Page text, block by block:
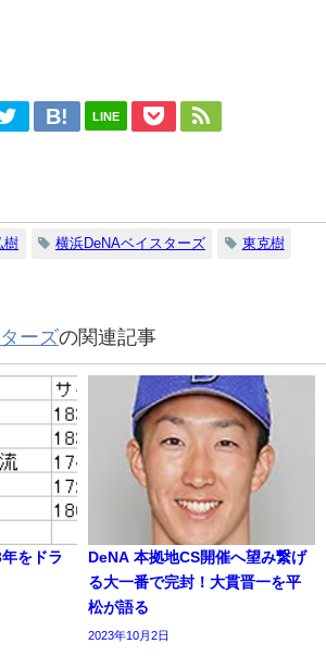
LINE
樹 横浜DeNAベイスターズ 東克樹
ーズの関連記事
をドラ
DeNA 本拠地CS開催へ望み繋げ
る大一番で完封！大貫晋一を平
松が語る
2023年10月2日